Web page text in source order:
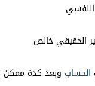
الحقيقي خالص
الحساب وبعد كدة ممكن